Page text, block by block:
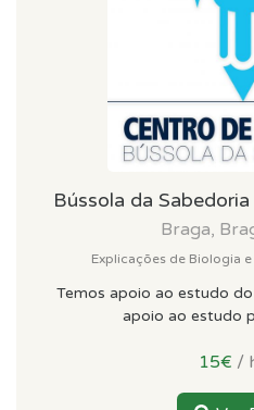
Bússola da Sabedoria
Braga,
Explicações de Biologia
Temos apoio ao estudo
apoio ao estudo
15€ /